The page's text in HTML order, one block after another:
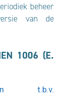
beheer
van de
1006 (E.
t.b.v.